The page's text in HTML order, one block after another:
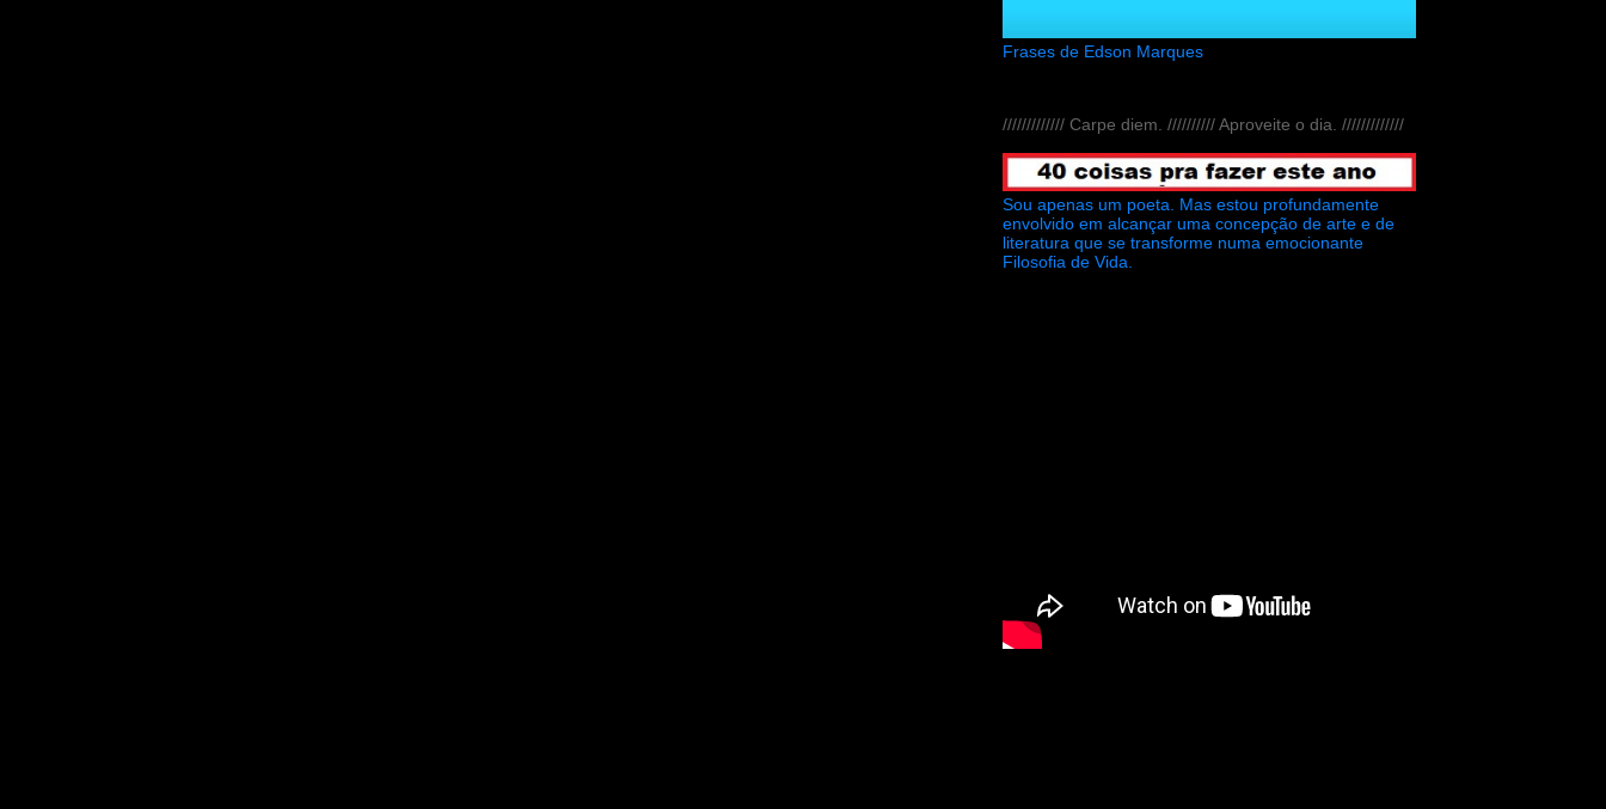
Frases de Edson Marques
///////////// Carpe diem. ////////// Aproveite o dia. /////////////
Sou apenas um poeta. Mas estou profundamente
envolvido em alcançar uma concepção de arte e de
literatura que se transforme numa emocionante
Filosofia de Vida.